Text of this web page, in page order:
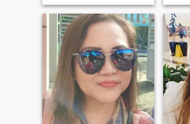
att gå ut då och då med
mina vänner. i kanske inte
alltid pratar, men jag
lyssnar. Jag har inte de
bästa historierna, men jag
är en bra lyssnare. i gillar
att spendera min fritid med
vänner och familj, och har
inget emot att stanna och
titta på en film, binge-titta
på en TV-show eller laga
middag för familj och vänner.
i älskar att resa och gå på
långa äventyr, men jag är
love
band,